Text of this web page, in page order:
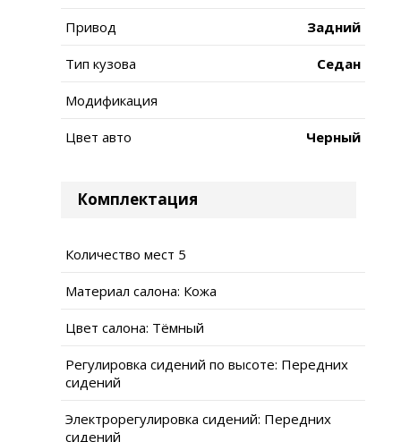
Привод Задний
Тип кузова Седан
Модификация
Цвет авто Черный
Комплектация
Количество мест 5
Материал салона: Кожа
Цвет салона: Тёмный
Регулировка сидений по высоте: Передних
сидений
Электрорегулировка сидений: Передних
сидений